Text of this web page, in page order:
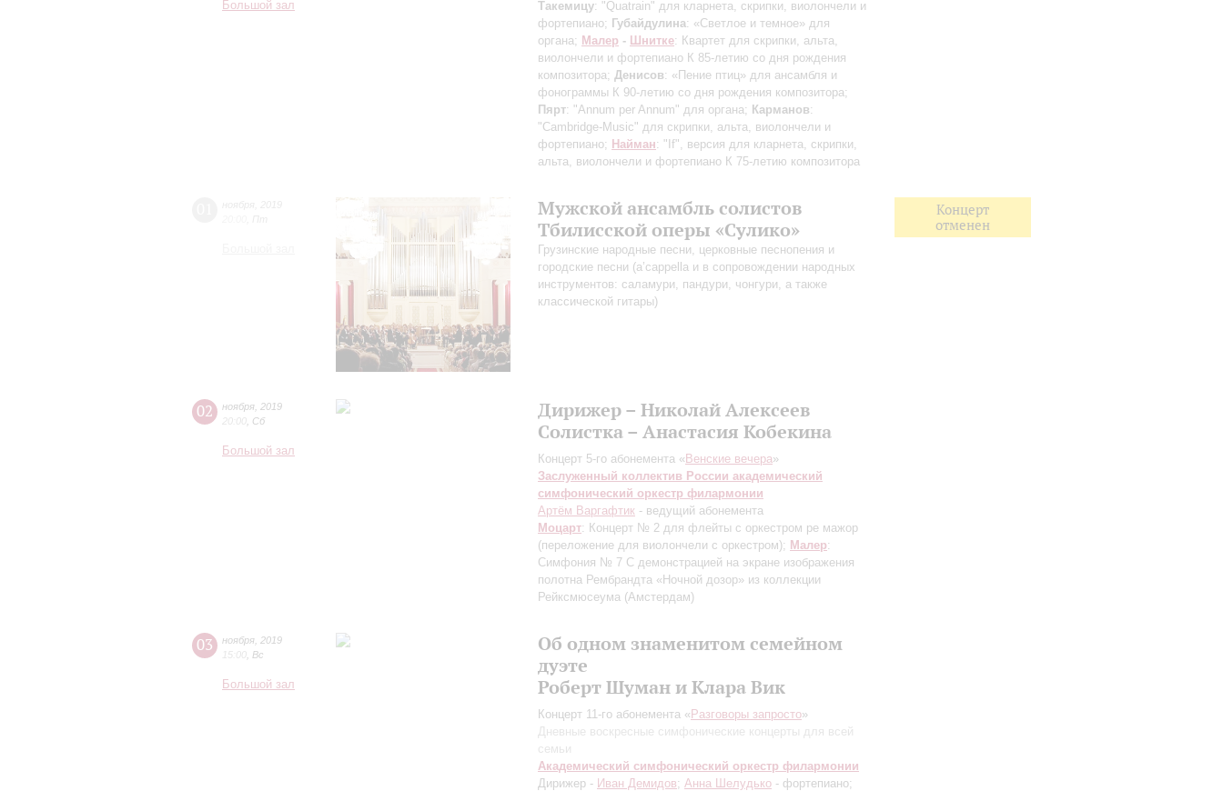
Большой зал Такемицу: "Quatrain" для кларнета, скрипки, виолончели и
фортепиано; Губайдулина: «Светлое и темное» для
органа; Малер - Шнитке: Квартет для скрипки, альта,
виолончели и фортепиано К 85-летию со дня рождения
композитора; Денисов: «Пение птиц» для ансамбля и
фонограммы К 90-летию со дня рождения композитора;
Пярт: "Annum per Annum" для органа; Карманов:
"Cambridge-Music" для скрипки, альта, виолончели и
фортепиано; Найман: "If", версия для кларнета, скрипки,
альта, виолончели и фортепиано К 75-летию композитора
Мужской ансамбль солистов
Тбилисской оперы «Сулико»
Грузинские народные песни, церковные песнопения и
городские песни (а’cappella и в сопровождении народных
инструментов: саламури, пандури, чонгури, а также
классической гитары)
Концерт
отменен
02 ноября 2019
20:00 Сб
Большой зал
Дирижер – Николай Алексеев
Солистка – Анастасия Кобекина
Концерт 5-го абонемента « Венские вечера»
Заслуженный коллектив России академический
симфонический оркестр филармонии
Артём Варгафтик - ведущий абонемента
Моцарт: Концерт № 2 для флейты с оркестром ре мажор
(переложение для виолончели с оркестром); Малер:
Симфония № 7 С демонстрацией на экране изображения
полотна Рембрандта «Ночной дозор» из коллекции
Рейксмюсеума (Амстердам)
03 ноября 2019
15:00 Вс
Большой зал
Об одном знаменитом семейном
дуэте
Роберт Шуман и Клара Вик
Концерт 11-го абонемента « Разговоры запросто»
Дневные воскресные симфонические концерты для всей
семьи
Академический симфонический оркестр филармонии
Дирижер - Иван Демидов; Анна Шелудько - фортепиано;